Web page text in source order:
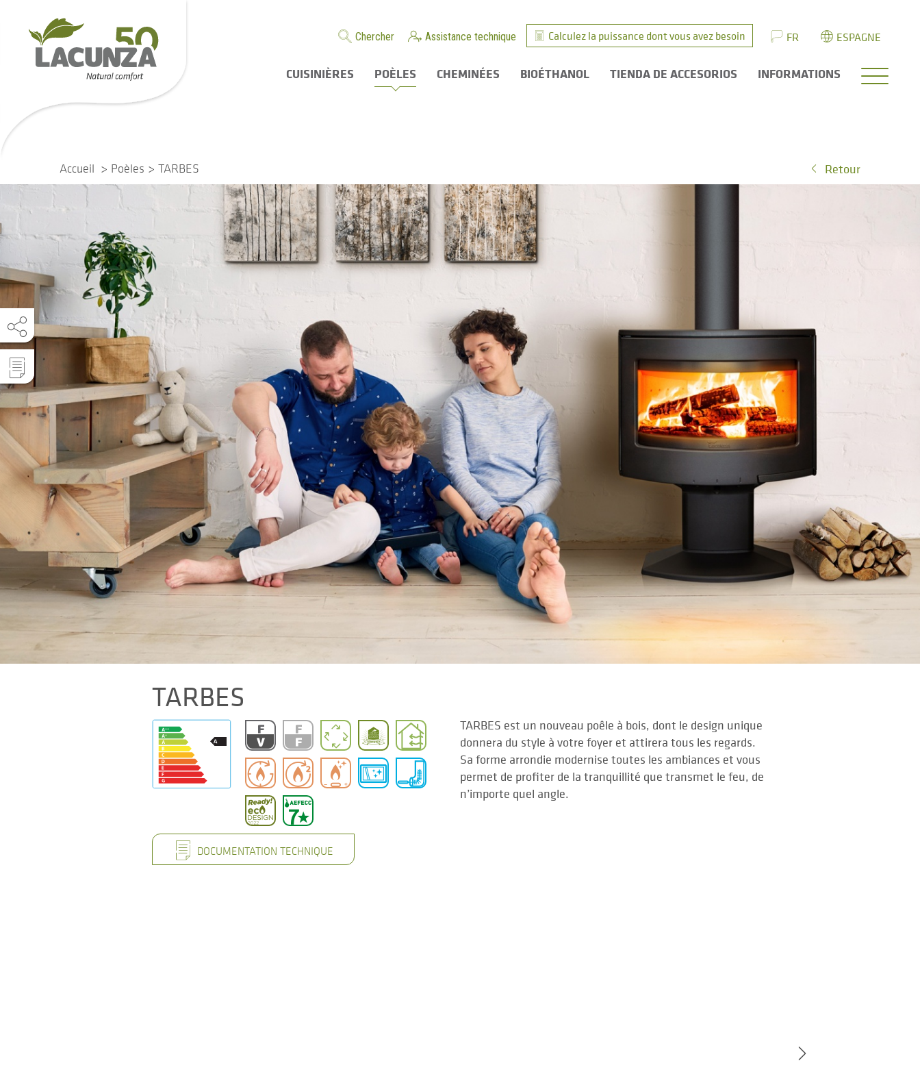
Chercher Assistance technique Calculez la puissance dont vous avez besoin FR ESPAGNE
CUISINIÈRES POÈLES CHEMINÉES BIOÉTHANOL TIENDA DE ACCESORIOS INFORMATIONS
Accueil Poèles TARBES Retour
TARBES
TARBES est un nouveau poêle à bois, dont le design unique
donnera du style à votre foyer et attirera tous les regards.
Sa forme arrondie modernise toutes les ambiances et vous
permet de profiter de la tranquillité que transmet le feu, de
n’importe quel angle.
DOCUMENTATION TECHNIQUE